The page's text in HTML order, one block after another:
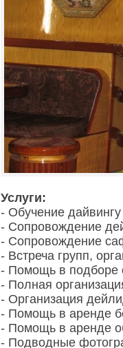
Услуги:
- Обучение
- Сопровождение
- Сопровождение
- Встреча групп,
- Помощь в подборе
- Полная
- Организация
- Помощь в аренде
- Помощь в аренде
- Подводные